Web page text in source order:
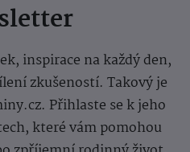
inspirace na každý den,
zkušeností. Takový je
Přihlaste se k jeho
které vám pomohou